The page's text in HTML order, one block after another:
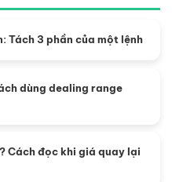
Tách 3 phần của một lệnh
dùng dealing range
đọc khi giá quay lại